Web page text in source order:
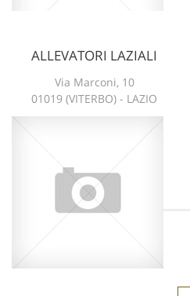
ALLEVATORI LAZIALI
Via Marconi, 10
01019 (VITERBO) - LAZIO